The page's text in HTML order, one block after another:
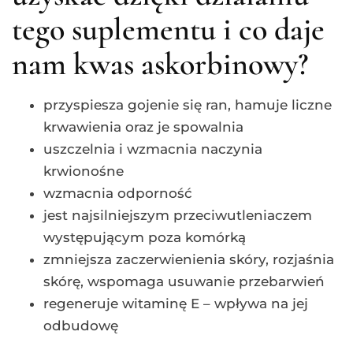
tego suplementu i co daje
nam kwas askorbinowy?
przyspiesza gojenie się ran, hamuje liczne
krwawienia oraz je spowalnia
uszczelnia i wzmacnia naczynia
krwionośne
wzmacnia odporność
jest najsilniejszym przeciwutleniaczem
występującym poza komórką
zmniejsza zaczerwienienia skóry, rozjaśnia
skórę, wspomaga usuwanie przebarwień
regeneruje witaminę E – wpływa na jej
odbudowę